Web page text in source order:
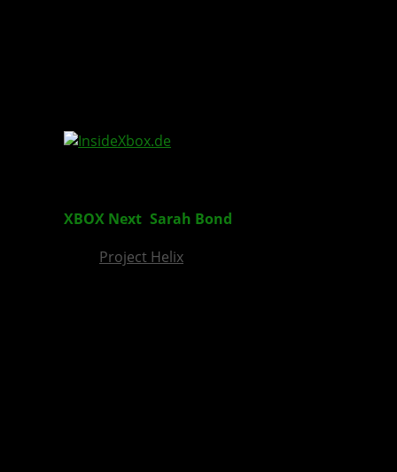
XBOX Next Sarah Bond
Project Helix